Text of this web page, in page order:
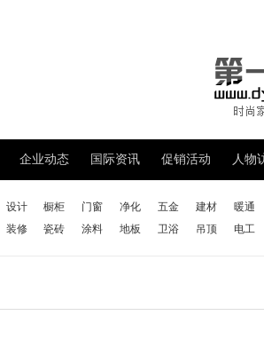
企业动态 国际资讯 促销活动 人物
设计 橱柜 门窗 净化 五金 建材
暖通
装修
瓷砖 涂料 地板 卫浴 吊顶 电工